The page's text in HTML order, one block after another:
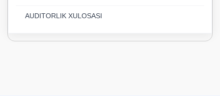
AUDITORLIK XULOSASI